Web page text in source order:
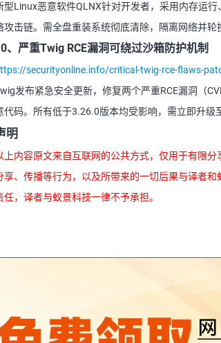
型Linux恶意软件QLNX针对开发者，采用内存运
攻击链。需全盘重装系统彻底清除，隔离网络并轮
、严重Twig RCE漏洞可绕过沙箱防护机制
securityonline.info/critical-twig-rce-flaws-
发布紧急安全更新，修复两个严重RCE漏洞（
代码。所有低于3.26.0版本均受影响，需立即升级
明
上内容原文来自互联网的公共方式，仅用于有限
享、传播等行为，以及所带来的一切后果与译者
任，译者与蚁景科技一律不予承担。